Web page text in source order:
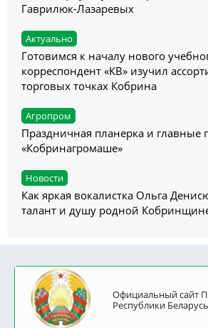
Гаврилюк-Лазаревых
Актуально
Готовимся к началу нового
корреспондент «КВ» изучил
торговых точках Кобрина
Агропром
Праздничная планерка и главные
«Кобринагромаше»
Новости
Как яркая вокалистка Ольга
талант и душу родной
Официальный сайт
Республики Беларусь